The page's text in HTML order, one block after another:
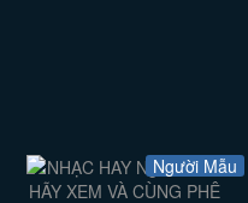
Người Mẫu